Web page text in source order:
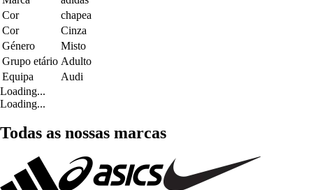
Cor
chapea
Cor
Cinza
Género
Misto
Grupo etário Adulto
Equipa
Audi
Loading...
Loading...
Todas as nossas marcas